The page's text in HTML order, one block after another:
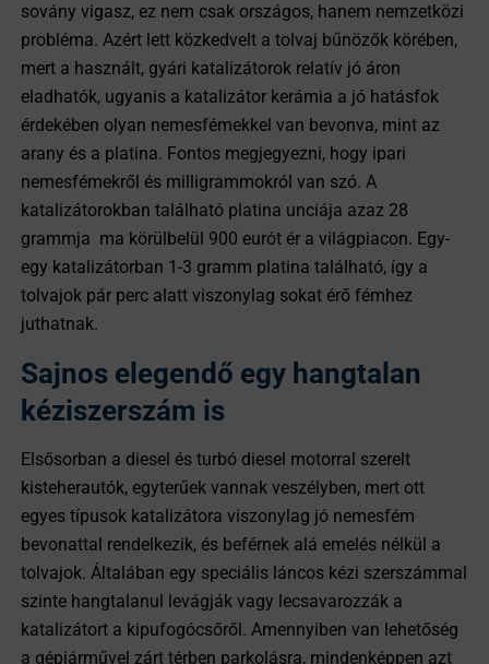
sovány vigasz, ez nem csak országos, hanem nemzetközi
probléma. Azért lett közkedvelt a tolvaj bűnözők körében,
mert a használt, gyári katalizátorok relatív jó áron
eladhatók, ugyanis a katalizátor kerámia a jó hatásfok
érdekében olyan nemesfémekkel van bevonva, mint az
arany és a platina. Fontos megjegyezni, hogy ipari
nemesfémekről és milligrammokról van szó. A
katalizátorokban található platina unciája azaz 28
grammja ma körülbelül 900 eurót ér a világpiacon. Egy-
egy katalizátorban 1-3 gramm platina található, így a
tolvajok pár perc alatt viszonylag sokat érő fémhez
juthatnak.
Sajnos elegendő egy hangtalan
kéziszerszám is
Elsősorban a diesel és turbó diesel motorral szerelt
kisteherautók, egyterűek vannak veszélyben, mert ott
egyes típusok katalizátora viszonylag jó nemesfém
bevonattal rendelkezik, és beférnek alá emelés nélkül a
tolvajok. Általában egy speciális láncos kézi szerszámmal
szinte hangtalanul levágják vagy lecsavarozzák a
katalizátort a kipufogócsőről. Amennyiben van lehetőség
a gépjárművel zárt térben parkolásra, mindenképpen azt